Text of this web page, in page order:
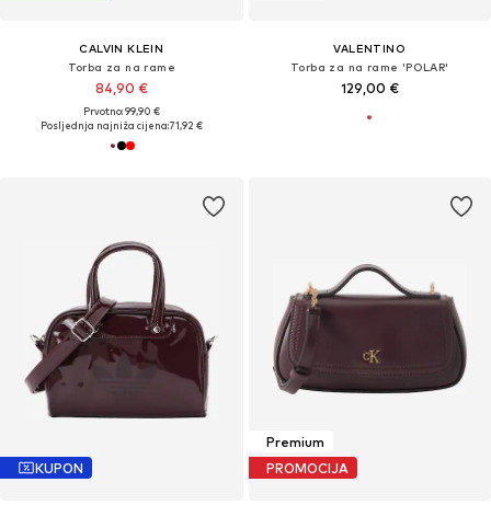
CALVIN KLEIN
Torba za na rame
84,90 €
Prvotno: 99,90 €
Posljednja najniža cijena:71,92 €
VALENTINO
Torba za na rame 'POLAR'
129,00 €
KUPON
Premium
PROMOCIJA